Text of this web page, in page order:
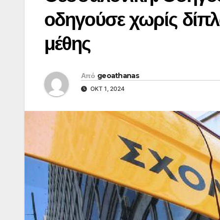
οδηγούσε χωρίς
μέθης
Από geoathanas
ΟΚΤ 1, 2024